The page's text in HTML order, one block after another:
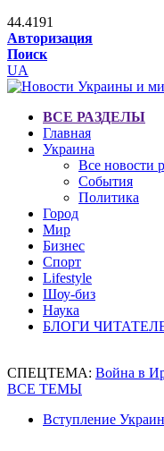
44.4191
Авторизация
Поиск
UA
ВСЕ РАЗДЕЛЫ
Главная
Украина
Все новости
События
Политика
Город
Мир
Бизнес
Спорт
Lifestyle
Шоу-биз
Наука
БЛОГИ
СПЕЦТЕМА: Война в
ВСЕ ТЕМЫ
Вступление